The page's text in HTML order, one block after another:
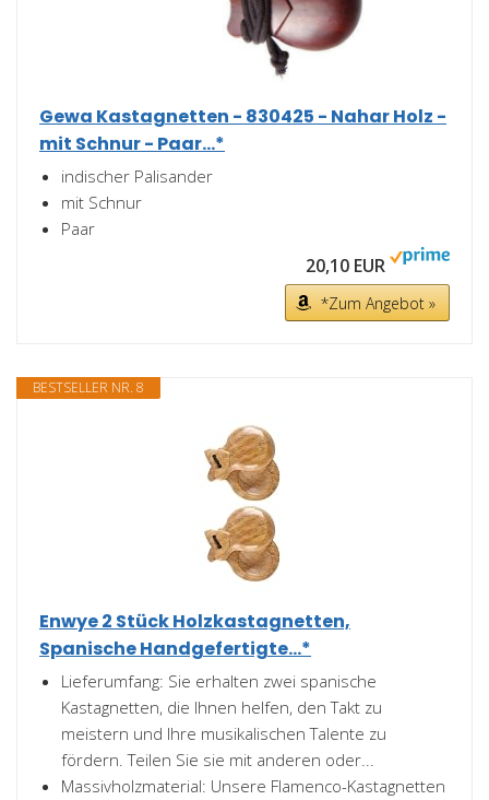
Gewa Kastagnetten - 830425 - Nahar Holz -
mit Schnur - Paar...*
indischer Palisander
mit Schnur
Paar
20,10 EUR
*Zum Angebot »
BESTSELLER NR. 8
Enwye 2 Stück Holzkastagnetten,
Spanische Handgefertigte...*
Lieferumfang: Sie erhalten zwei spanische
Kastagnetten, die Ihnen helfen, den Takt zu
meistern und Ihre musikalischen Talente zu
fördern. Teilen Sie sie mit anderen oder...
Massivholzmaterial: Unsere Flamenco-Kastagnetten